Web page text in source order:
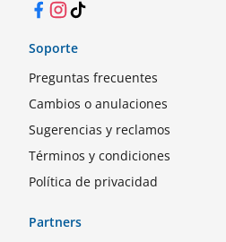
Facebook
Instagram
TikTok
Soporte
Preguntas frecuentes
Cambios o anulaciones
Sugerencias y reclamos
Términos y condiciones
Política de privacidad
Partners